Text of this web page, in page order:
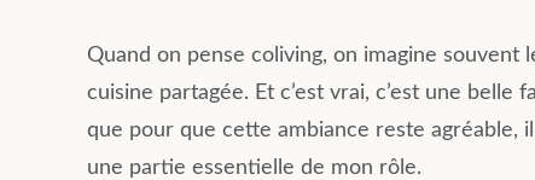
Quand on pense coliving, on imagine souvent
cuisine partagée. Et c’est vrai, c’est une belle
que pour que cette ambiance reste agréable,
une partie essentielle de mon rôle.